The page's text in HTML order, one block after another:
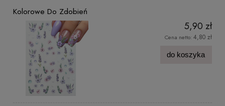
Kolorowe Do Zdobień
5,90 zł
Cena netto: 4,80 zł
do koszyka